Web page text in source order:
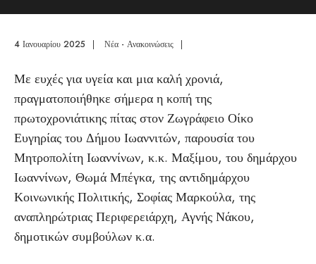
4 Ιανουαρίου 2025 | Νέα - Ανακοινώσεις |
Με ευχές για υγεία και μια καλή χρονιά,
πραγματοποιήθηκε σήμερα η κοπή της
πρωτοχρονιάτικης πίτας στον Ζωγράφειο Οίκο
Ευγηρίας του Δήμου Ιωαννιτών, παρουσία του
Μητροπολίτη Ιωαννίνων, κ.κ. Μαξίμου, του δημάρχου
Ιωαννίνων, Θωμά Μπέγκα, της αντιδημάρχου
Κοινωνικής Πολιτικής, Σοφίας Μαρκούλα, της
αναπληρώτριας Περιφερειάρχη, Αγνής Νάκου,
δημοτικών συμβούλων κ.α.